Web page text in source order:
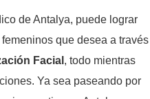
de Antalya, puede lograr
que desea a través
Facial , todo mientras
Ya sea paseando por